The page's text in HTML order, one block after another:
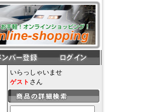
いらっしゃいませ
ゲスト さん